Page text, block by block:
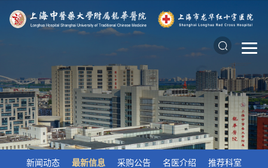
新闻动态 最新信息 采购公告 名医介绍 推荐科室